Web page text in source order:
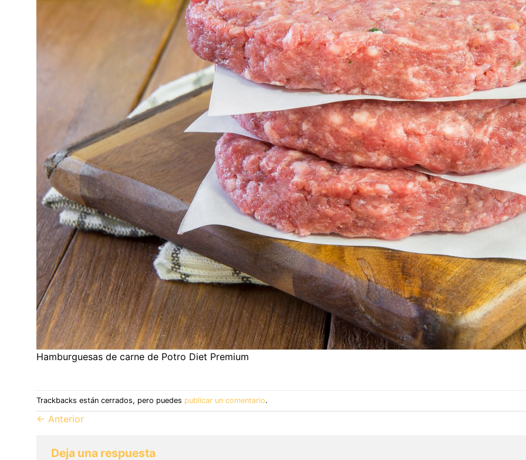
Hamburguesas de carne de Potro Diet Premium
Trackbacks están cerrados, pero puedes publicar un comentario.
← Anterior
Deja una respuesta